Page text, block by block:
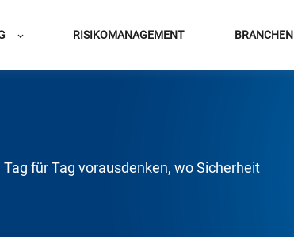
RISIKOMANAGEMENT BRANCHEN
für Tag vorausdenken, wo Sicherheit